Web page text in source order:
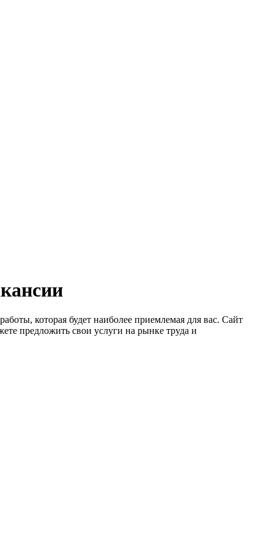
которая будет наиболее приемлемая для вас. Сайт
предложить свои услуги на рынке труда и